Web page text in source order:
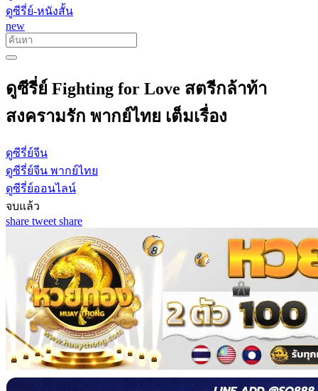
ดูซีรี่ย์-หนังสั้น
new
ดูซีรี่ย์ Fighting for Love สตรีกล้าท้า
สงครามรัก พากย์ไทย เต็มเรื่อง
ดูซีรี่ย์จีน
ดูซีรี่ย์จีน พากย์ไทย
ดูซีรี่ย์ออนไลน์
จบแล้ว
share tweet share